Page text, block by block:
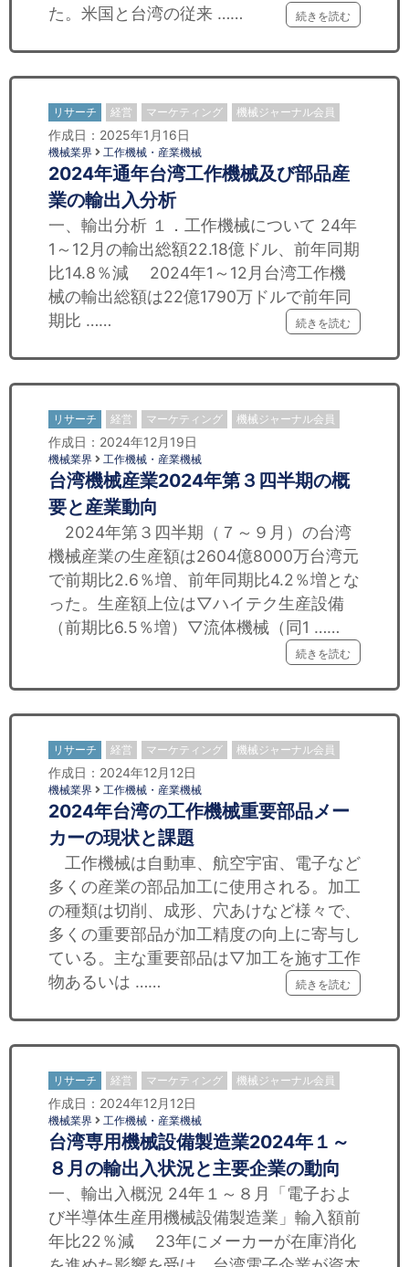
た。米国と台湾の従来 …… 続きを読む
リサーチ 経営 マーケティング 機械ジャーナル会員
作成日：2025年1月16日
機械業界 工作機械・産業機械
2024年通年台湾工作機械及び部品産
業の輸出入分析
一、輸出分析 １．工作機械について 24年
1～12月の輸出総額22.18億ドル、前年同期
比14.8％減 2024年1～12月台湾工作機
械の輸出総額は22億1790万ドルで前年同
期比 ……
続きを読む
リサーチ 経営 マーケティング 機械ジャーナル会員
作成日：2024年12月19日
機械業界 工作機械・産業機械
台湾機械産業2024年第３四半期の概
要と産業動向
2024年第３四半期（７～９月）の台湾
機械産業の生産額は2604億8000万台湾元
で前期比2.6％増、前年同期比4.2％増とな
った。生産額上位は▽ハイテク生産設備
（前期比6.5％増）▽流体機械（同1 ……
続きを読む
リサーチ 経営 マーケティング 機械ジャーナル会員
作成日：2024年12月12日
機械業界 工作機械・産業機械
2024年台湾の工作機械重要部品メー
カーの現状と課題
工作機械は自動車、航空宇宙、電子など
多くの産業の部品加工に使用される。加工
の種類は切削、成形、穴あけなど様々で、
多くの重要部品が加工精度の向上に寄与し
ている。主な重要部品は▽加工を施す工作
物あるいは ……
続きを読む
リサーチ 経営 マーケティング 機械ジャーナル会員
作成日：2024年12月12日
機械業界 工作機械・産業機械
台湾専用機械設備製造業2024年１～
８月の輸出入状況と主要企業の動向
一、輸出入概況 24年１～８月「電子およ
び半導体生産用機械設備製造業」輸入額前
年比22％減 23年にメーカーが在庫消化